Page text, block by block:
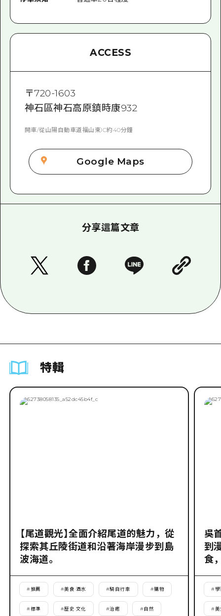
ACCESS
〒720-1603
神石區神石高原鎮時康932
開車/從山陽自動車道福山東IC約40分鐘
Google Maps
分享這篇文章
特輯
【尾道觀光】全面介紹尾道的魅力，從
探索其丘陵街道和沿著海岸漫步到島
波海道。
#推薦 #美食·酒水 #騎自行車 #購物
#標準 #歷史·文化 #治癒 #自然
吳
到
食
# 學
#美